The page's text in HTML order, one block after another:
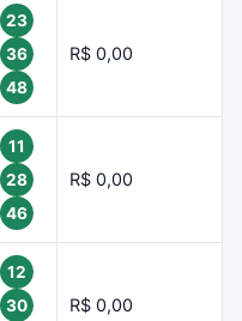
23
36
48
R$ 0,00
11
28
46
R$ 0,00
12
30
R$ 0,00